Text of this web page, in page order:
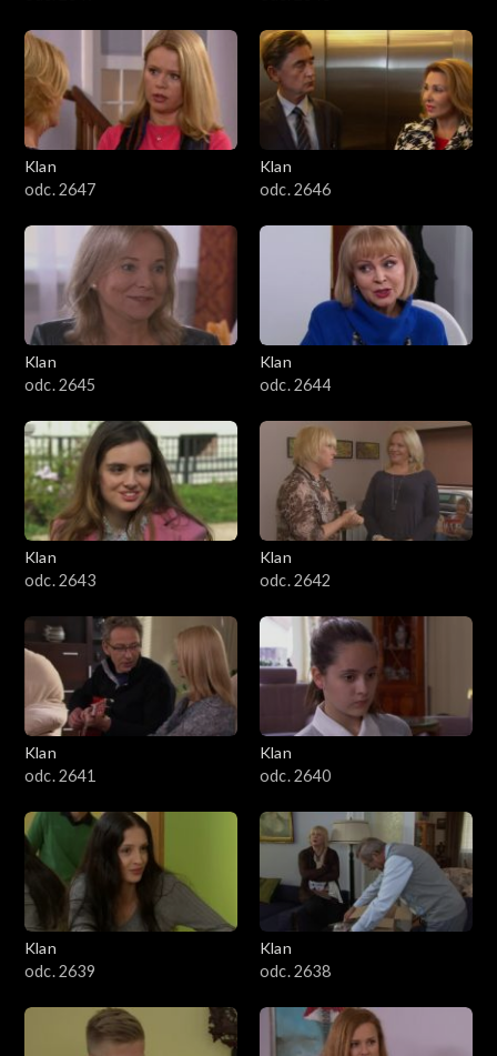
Klan
odc. 2647
Klan
odc. 2646
Klan
odc. 2645
Klan
odc. 2644
Klan
odc. 2643
Klan
odc. 2642
Klan
odc. 2641
Klan
odc. 2640
Klan
odc. 2639
Klan
odc. 2638